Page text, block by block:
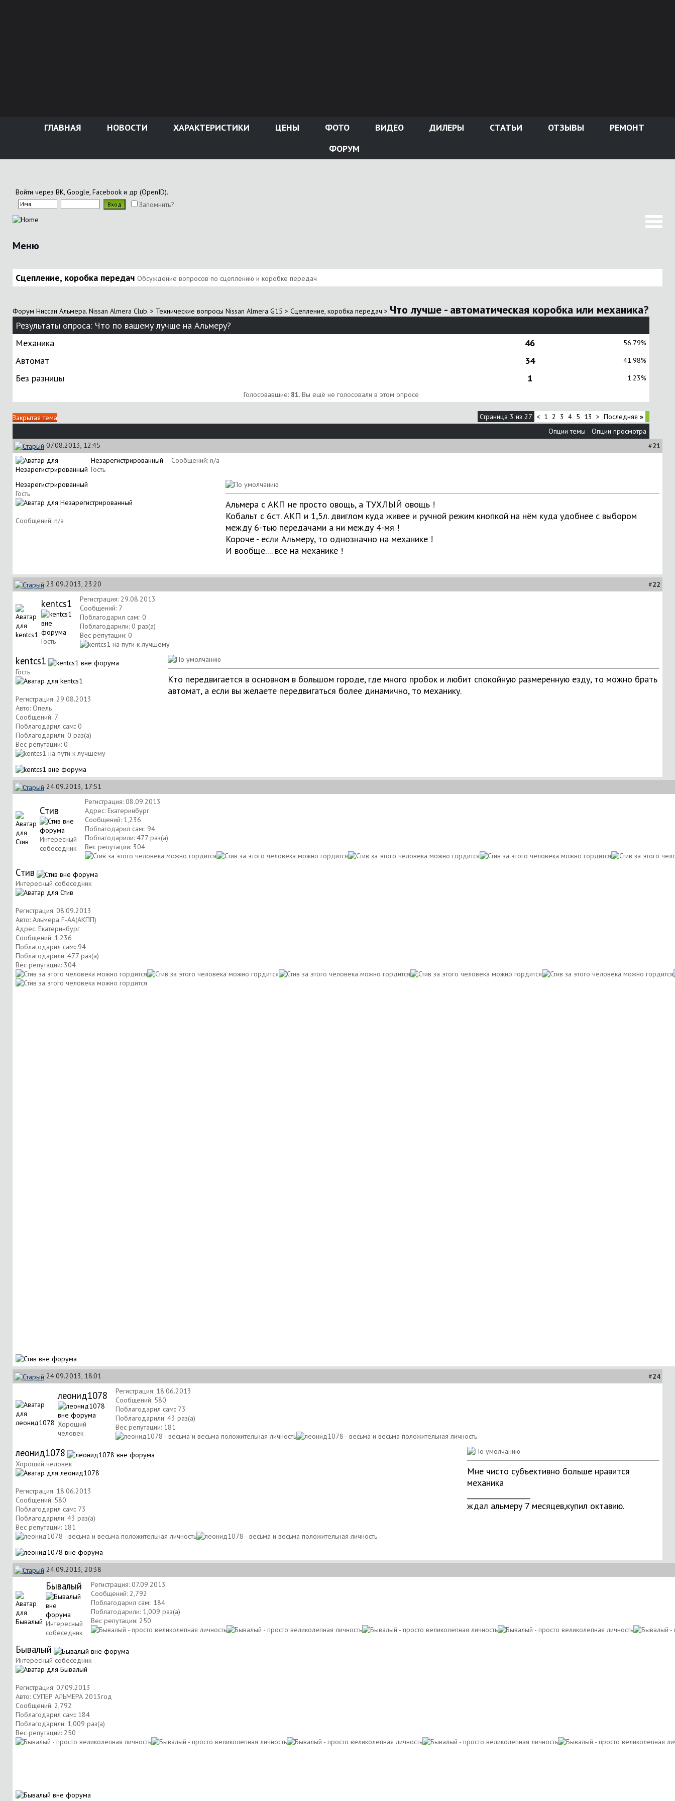
ГЛАВНАЯ НОВОСТИ ХАРАКТЕРИСТИКИ ЦЕНЫ ФОТО ВИДЕО ДИЛЕРЫ СТАТЬИ ОТЗЫВЫ
РЕМОНТ
ФОРУМ
Войти через ВК, Google, Facebook и др (OpenID).
Запомнить?
Меню
Сцепление, коробка передач Обсуждение вопросов по сцеплению и коробке передач
Форум Ниссан Альмера. Nissan Almera Club. > Технические вопросы Nissan Almera G15 > Сцепление, коробка передач > Что лучше - автоматическая коробка или механика?
Результаты опроса: Что по вашему лучше на Альмеру?
Механика
46 56.79%
Автомат 34 41.98%
Без разницы 1
1.23%
Голосовавшие: 81. Вы ещё не голосовали в этом опросе
Закрытая тема Страница 3 из 27 < 1 2 3 4 5 13 > Последняя »
Опции темы
Опции просмотра
07.08.2013, 12:45
#21
Незарегистрированный
Гость
Сообщений: n/a
Незарегистрированный
Гость
Сообщений: n/a
Альмера с АКП не просто овощь, а ТУХЛЫЙ овощь !
Кобальт с 6ст. АКП и 1,5л. двиглом куда живее и ручной режим кнопкой на нём куда удобнее с выбором
между 6-тью передачами а ни между 4-мя !
Короче - если Альмеру, то однозначно на механике !
И вообще.... всё на механике !
23.09.2013, 23:20 #22
kentcs1
Гость
Регистрация: 29.08.2013
Сообщений: 7
Поблагодарил сам:: 0
Поблагодарили: 0 раз(а)
Вес репутации: 0
kentcs1
Гость
Регистрация: 29.08.2013
Авто: Опель
Сообщений: 7
Поблагодарил сам:: 0
Поблагодарили: 0 раз(а)
Вес репутации: 0
Кто передвигается в основном в большом городе, где много пробок и любит спокойную размеренную езду, то можно брать
автомат, а если вы желаете передвигаться более динамично, то механику.
24.09.2013, 17:51
Стив
Интересный
собеседник
Регистрация: 08.09.2013
Адрес: Екатеринбург
Сообщений: 1,236
Поблагодарил сам:: 94
Поблагодарили: 477 раз(а)
Вес репутации: 304
Стив
Интересный собеседник
Регистрация: 08.09.2013
Авто: Альмера F-AA(АКПП)
Адрес: Екатеринбург
Сообщений: 1,236
Поблагодарил сам:: 94
Поблагодарили: 477 раз(а)
Вес репутации: 304
24.09.2013, 18:01 #24
леонид1078
Хороший
человек
Регистрация: 18.06.2013
Сообщений: 580
Поблагодарил сам:: 73
Поблагодарили: 43 раз(а)
Вес репутации: 181
леонид1078
Хороший человек
Регистрация: 18.06.2013
Сообщений: 580
Поблагодарил сам:: 73
Поблагодарили: 43 раз(а)
Вес репутации: 181
Мне чисто субъективно больше нравится
механика
ждал альмеру 7 месяцев,купил октавию.
24.09.2013, 20:38
Бывалый
Интересный
собеседник
Регистрация: 07.09.2013
Сообщений: 2,792
Поблагодарил сам:: 184
Поблагодарили: 1,009 раз(а)
Вес репутации: 250
Бывалый
Интересный собеседник
Регистрация: 07.09.2013
Авто: СУПЕР АЛЬМЕРА 2013год
Сообщений: 2,792
Поблагодарил сам:: 184
Поблагодарили: 1,009 раз(а)
Вес репутации: 250